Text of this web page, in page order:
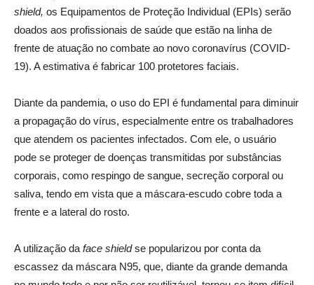
shield, os Equipamentos de Proteção Individual (EPIs) serão
doados aos profissionais de saúde que estão na linha de
frente de atuação no combate ao novo coronavírus (COVID-
19). A estimativa é fabricar 100 protetores faciais.
Diante da pandemia, o uso do EPI é fundamental para diminuir
a propagação do vírus, especialmente entre os trabalhadores
que atendem os pacientes infectados. Com ele, o usuário
pode se proteger de doenças transmitidas por substâncias
corporais, como respingo de sangue, secreção corporal ou
saliva, tendo em vista que a máscara-escudo cobre toda a
frente e a lateral do rosto.
A utilização da face shieldse popularizou por conta da
escassez da máscara N95, que, diante da grande demanda